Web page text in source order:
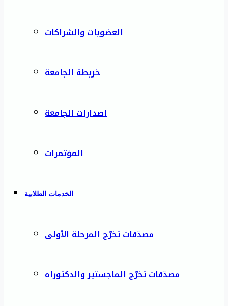
العضويات والشراكات
خريطة الجامعة
اصدارات الجامعة
المؤتمرات
الخدمات الطلابية
مصدّقات تخرّج المرحلة الأولى
مصدّقات تخرّج الماجستير والدكتوراه